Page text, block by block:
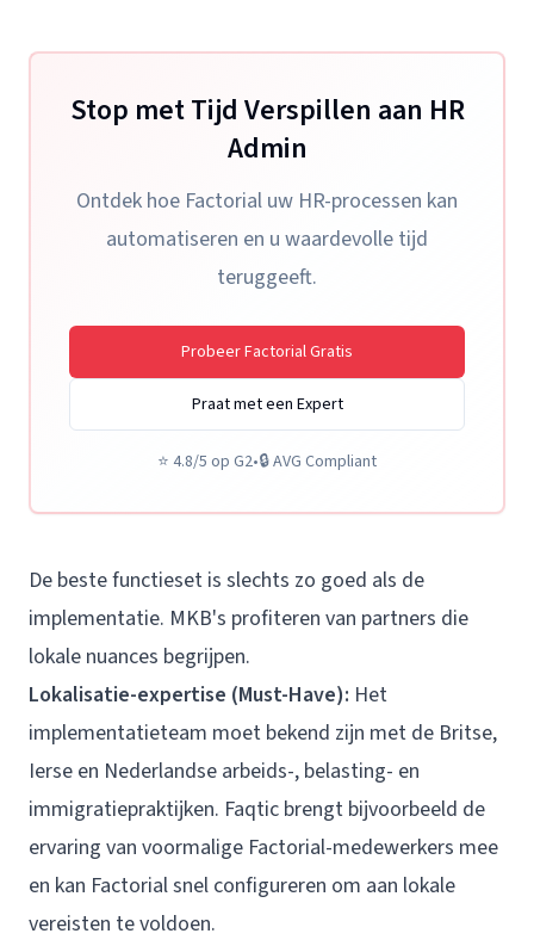
Stop met Tijd Verspillen aan HR
Admin
Ontdek hoe Factorial uw HR-processen kan
automatiseren en u waardevolle tijd
teruggeeft.
Probeer Factorial Gratis
Praat met een Expert
⭐ 4.8/5 op G2•🔒AVG Compliant
De beste functieset is slechts zo goed als de
implementatie. MKB's profiteren van partners die
lokale nuances begrijpen.
Lokalisatie-expertise (Must-Have): Het
implementatieteam moet bekend zijn met de Britse,
Ierse en Nederlandse arbeids-, belasting- en
immigratiepraktijken. Faqtic brengt bijvoorbeeld de
ervaring van voormalige Factorial-medewerkers mee
en kan Factorial snel configureren om aan lokale
vereisten te voldoen.